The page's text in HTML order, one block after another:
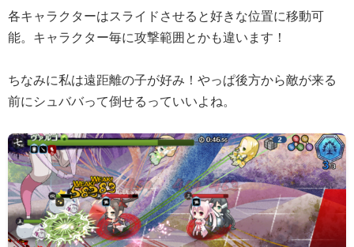
各キャラクターはスライドさせると好きな位置に移動可
能。キャラクター毎に攻撃範囲とかも違います！
ちなみに私は遠距離の子が好み！やっぱ後方から敵が来る
前にシュババって倒せるっていいよね。